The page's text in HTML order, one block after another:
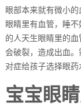
眼部本来就有微小的
眼睛里有血管，睡
的人天生眼睛里的血
会破裂，造成出血。
对症给孩子选择眼药
宝宝眼